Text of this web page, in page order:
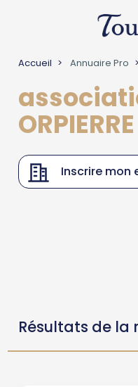
Accueil Annuaire Pro
ORPIERRE
Inscrire mon
Résultats de la